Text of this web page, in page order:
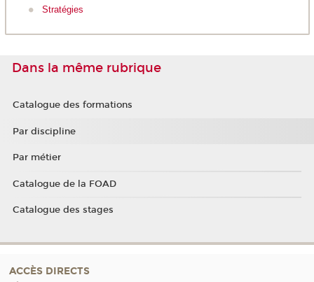
Stratégies
Dans la même rubrique
Catalogue des formations
Par discipline
Par métier
Catalogue de la FOAD
Catalogue des stages
ACCÈS DIRECTS